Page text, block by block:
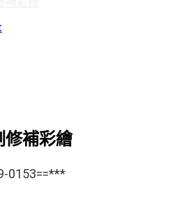
修補彩繪
0153==***